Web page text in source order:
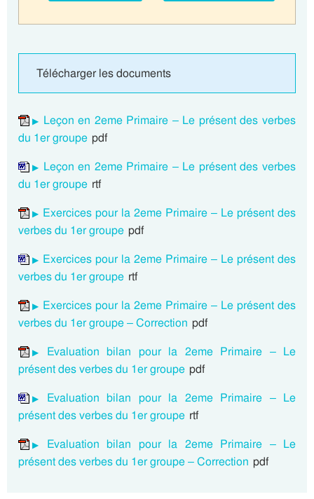
Télécharger les documents
Leçon en 2eme Primaire – Le présent des verbes
du 1er groupe pdf
Leçon en 2eme Primaire – Le présent des verbes
du 1er groupe rtf
Exercices pour la 2eme Primaire – Le présent des
verbes du 1er groupe pdf
Exercices pour la 2eme Primaire – Le présent des
verbes du 1er groupe rtf
Exercices pour la 2eme Primaire – Le présent des
verbes du 1er groupe – Correction pdf
Evaluation bilan pour la 2eme Primaire – Le
présent des verbes du 1er groupe pdf
Evaluation bilan pour la 2eme Primaire – Le
présent des verbes du 1er groupe rtf
Evaluation bilan pour la 2eme Primaire – Le
présent des verbes du 1er groupe – Correction pdf